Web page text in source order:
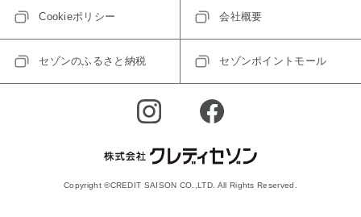
Cookieポリシー 会社概要
セゾンのふるさと納税 セゾンポイントモール
Copyright ©CREDIT SAISON CO.,LTD. All Rights Reserved.